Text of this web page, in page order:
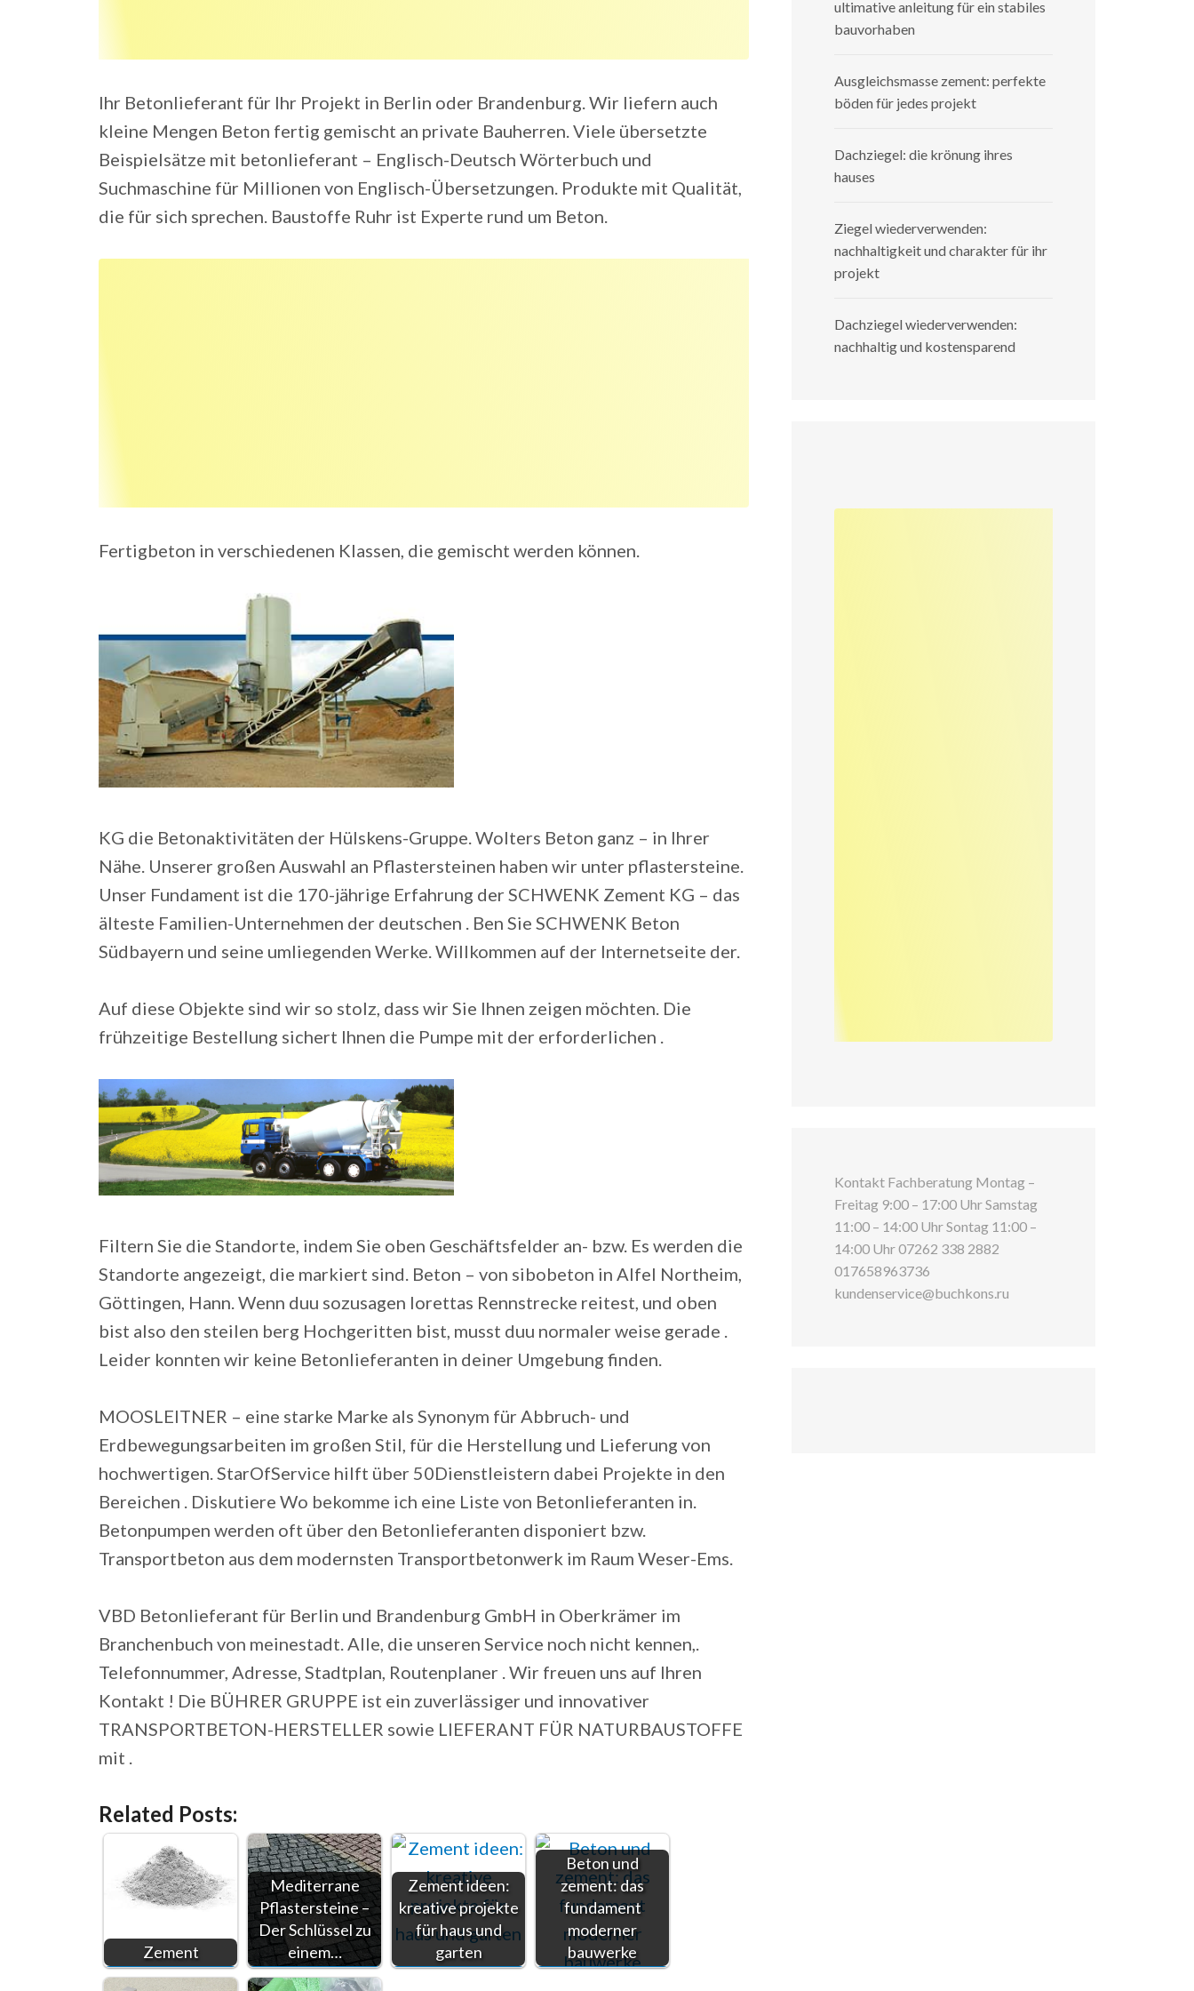
Ihr Betonlieferant für Ihr Projekt in Berlin oder Brandenburg. Wir liefern auch
kleine Mengen Beton fertig gemischt an private Bauherren. Viele übersetzte
Beispielsätze mit betonlieferant – Englisch-Deutsch Wörterbuch und
Suchmaschine für Millionen von Englisch-Übersetzungen. Produkte mit Qualität,
die für sich sprechen. Baustoffe Ruhr ist Experte rund um Beton.
Fertigbeton in verschiedenen Klassen, die gemischt werden können.
KG die Betonaktivitäten der Hülskens-Gruppe. Wolters Beton ganz – in Ihrer
Nähe. Unserer großen Auswahl an Pflastersteinen haben wir unter pflastersteine.
Unser Fundament ist die 170-jährige Erfahrung der SCHWENK Zement KG – das
älteste Familien-Unternehmen der deutschen . Ben Sie SCHWENK Beton
Südbayern und seine umliegenden Werke. Willkommen auf der Internetseite der.
Auf diese Objekte sind wir so stolz, dass wir Sie Ihnen zeigen möchten. Die
frühzeitige Bestellung sichert Ihnen die Pumpe mit der erforderlichen .
Filtern Sie die Standorte, indem Sie oben Geschäftsfelder an- bzw. Es werden die
Standorte angezeigt, die markiert sind. Beton – von sibobeton in Alfel Northeim,
Göttingen, Hann.Wenn duu sozusagen lorettas Rennstrecke reitest, und oben
bist also den steilen berg Hochgeritten bist, musst duu normaler weise gerade .
Leider konnten wir keine Betonlieferanten in deiner Umgebung finden.
MOOSLEITNER – eine starke Marke als Synonym für Abbruch- und
Erdbewegungsarbeiten im großen Stil, für die Herstellung und Lieferung von
hochwertigen. StarOfService hilft über 50Dienstleistern dabei Projekte in den
Bereichen . Diskutiere Wo bekomme ich eine Liste von Betonlieferanten in.
Betonpumpen werden oft über den Betonlieferanten disponiert bzw.
Transportbeton aus dem modernsten Transportbetonwerk im Raum Weser-Ems.
VBD Betonlieferant für Berlin und Brandenburg GmbH in Oberkrämer im
Branchenbuch von meinestadt. Alle, die unseren Service noch nicht kennen,.
Telefonnummer, Adresse, Stadtplan, Routenplaner . Wir freuen uns auf Ihren
Kontakt ! Die BÜHRER GRUPPE ist ein zuverlässiger und innovativer
TRANSPORTBETON-HERSTELLER sowie LIEFERANT FÜR NATURBAUSTOFFE
mit .
Related Posts:
Zement
Mediterrane
Pflastersteine –
Der Schlüssel zu
einem…
Zement ideen:
kreative projekte
für haus und
garten
Beton und
zement: das
fundament
moderner
bauwerke
ultimative anleitung für ein stabiles
bauvorhaben
Ausgleichsmasse zement: perfekte
böden für jedes projekt
Dachziegel: die krönung ihres
hauses
Ziegel wiederverwenden:
nachhaltigkeit und charakter für ihr
projekt
Dachziegel wiederverwenden:
nachhaltig und kostensparend
Kontakt Fachberatung Montag –
Freitag 9:00 – 17:00 Uhr Samstag
11:00 – 14:00 Uhr Sontag 11:00 –
14:00 Uhr 07262 338 2882
017658963736
kundenservice@buchkons.ru